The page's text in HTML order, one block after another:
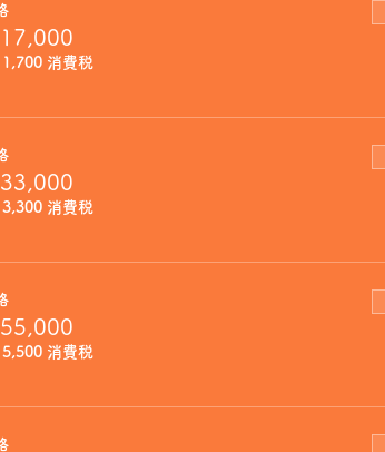
17,000
消費税
33,000
消費税
55,000
消費税